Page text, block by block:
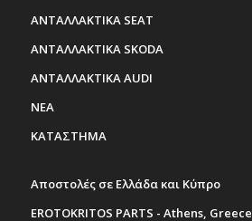
ΑΝΤΑΛΛΑΚΤΙΚΑ SEAT
ΑΝΤΑΛΛΑΚΤΙΚΑ SKODA
ΑΝΤΑΛΛΑΚΤΙΚΑ AUDI
ΝΕΑ
ΚΑΤΑΣΤΗΜΑ
Αποστολές σε Ελλάδα και Κύπρο
EROTOKRITOS PARTS - Athens, Greece